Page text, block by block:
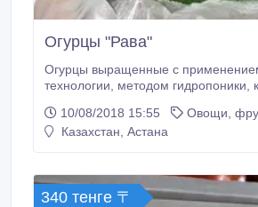
Огурцы "Рава"
Огурцы выращенные с
технологии, методом гидропоники, которая
ГМО. Огурцы из теплицы
содержанием калия, аскорбиновой кислоты,
10/08/2018 15:55
Овощи,
Казахстан, Астана
340 тенге 〒